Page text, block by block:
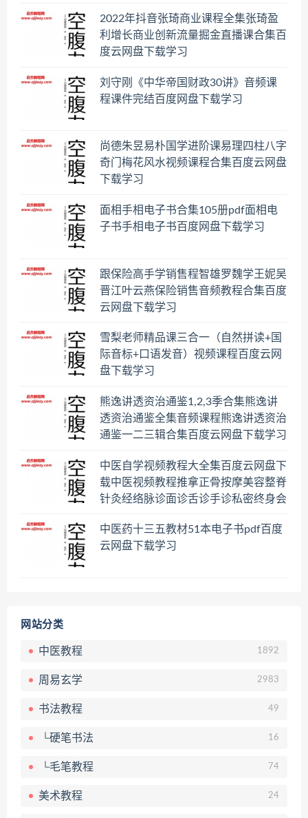
2022年抖音张琦商业课程全集张琦盈
利增长商业创新流量掘金直播课合集百
度云网盘下载学习
刘守刚《中华帝国财政30讲》音频课
程课件完结百度网盘下载学习
尚德朱昱易朴国学进阶课易理四柱八字
奇门梅花风水视频课程合集百度云网盘
下载学习
面相手相电子书合集105册pdf面相电
子书手相电子书百度网盘下载学习
跟保险高手学销售程智雄罗魏学王妮吴
晋江叶云燕保险销售音频教程合集百度
云网盘下载学习
雪梨老师精品课三合一（自然拼读+国
际音标+口语发音）视频课程百度云网
盘下载学习
熊逸讲透资治通鉴1,2,3季合集熊逸讲
透资治通鉴全集音频课程熊逸讲透资治
通鉴一二三辑合集百度云网盘下载学习
中医自学视频教程大全集百度云网盘下
载中医视频教程推拿正骨按摩美容整脊
针灸经络脉诊面诊舌诊手诊私密终身会
中医药十三五教材51本电子书pdf百度
云网盘下载学习
网站分类
中医教程 1892
周易玄学 2983
书法教程 49
└硬笔书法 16
└毛笔教程 74
美术教程 24